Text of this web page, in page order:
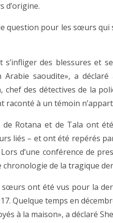
d’origine.
question pour les sœurs
s’infliger des blessures et
Arabie saoudite», a déclaré
chef des détectives de la
raconté à un témoin
de Rotana et de Tala ont
liés – et ont été repérés
d’une conférence de
chronologie de la tragique
ont été vus pour la
Quelque temps en
à la maison», a déclaré